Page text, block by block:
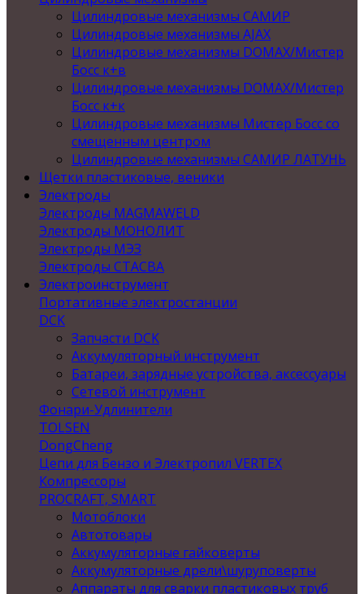
Цилиндровые механизмы САМИР
Цилиндровые механизмы AJAX
Цилиндровые механизмы DOMAX/Мистер
Босс к+в
Цилиндровые механизмы DOMAX/Мистер
Босс к+к
Цилиндровые механизмы Мистер Босс со
смещенным центром
Цилиндровые механизмы САМИР ЛАТУНЬ
Щетки пластиковые, веники
Электроды
Электроды MAGMAWELD
Электроды МОНОЛИТ
Электроды МЭЗ
Электроды СТАСВА
Электроинструмент
Портативные электростанции
DCK
Запчасти DCK
Аккумуляторный инструмент
Батареи, зарядные устройства, аксессуары
Сетевой инструмент
Фонари-Удлинители
TOLSEN
DongCheng
Цепи для Бензо и Электропил VERTEX
Компрессоры
PROCRAFT, SMART
Мотоблоки
Автотовары
Аккумуляторные гайковерты
Аккумуляторные дрели\шуруповерты
Аппараты для сварки пластиковых труб